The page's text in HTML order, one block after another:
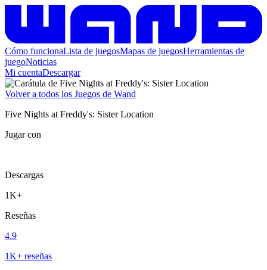
Cómo funcionaLista de juegosMapas de juegosHerramientas de
juegoNoticias
Mi cuentaDescargar
Volver a todos los Juegos de Wand
Five Nights at Freddy's: Sister Location
Jugar con
Descargas
1K+
Reseñas
4.9
1K+ reseñas